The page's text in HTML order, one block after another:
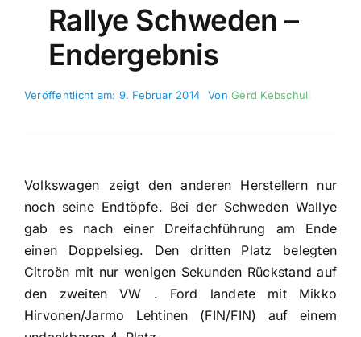
Rallye Schweden –
Endergebnis
Veröffentlicht am: 9. Februar 2014 VonGerd Kebschull
Volkswagen zeigt den anderen Herstellern nur
noch seine Endtöpfe. Bei der Schweden Wallye
gab es nach einer Dreifachführung am Ende
einen Doppelsieg. Den dritten Platz belegten
Citroën mit nur wenigen Sekunden Rückstand auf
den zweiten VW . Ford landete mit Mikko
Hirvonen/Jarmo Lehtinen (FIN/FIN) auf einem